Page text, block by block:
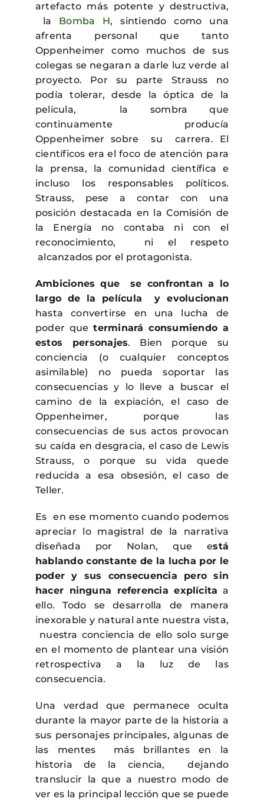
artefacto más potente y destructiva,
la Bomba H, sintiendo como una
afrenta personal que tanto
Oppenheimer como muchos de sus
colegas se negaran a darle luz verde al
proyecto. Por su parte Strauss no
podía tolerar, desde la óptica de la
película, la sombra que
continuamente producía
Oppenheimer sobre su carrera. El
científicos era el foco de atención para
la prensa, la comunidad científica e
incluso los responsables políticos.
Strauss, pese a contar con una
posición destacada en la Comisión de
la Energía no contaba ni con el
reconocimiento, ni el respeto
alcanzados por el protagonista.
Ambiciones que se confrontan a lo
largo de la película y evolucionan
hasta convertirse en una lucha de
poder queterminará consumiendo a
estos personajes. Bien porque su
conciencia (o cualquier conceptos
asimilable) no pueda soportar las
consecuencias y lo lleve a buscar el
camino de la expiación, el caso de
Oppenheimer, porque las
consecuencias de sus actos provocan
su caída en desgracia, el caso de Lewis
Strauss, o porque su vida quede
reducida a esa obsesión, el caso de
Teller.
Es en ese momento cuando podemos
apreciar lo magistral de la narrativa
diseñada por Nolan, que está
hablando constante de la lucha por le
poder y sus consecuencia pero sin
hacer ninguna referencia explícita a
ello. Todo se desarrolla de manera
inexorable y natural ante nuestra vista,
nuestra conciencia de ello solo surge
en el momento de plantear una visión
retrospectiva a la luz de las
consecuencia.
Una verdad que permanece oculta
durante la mayor parte de la historia a
sus personajes principales, algunas de
las mentes más brillantes en la
historia de la ciencia, dejando
translucir la que a nuestro modo de
ver es la principal lección que se puede